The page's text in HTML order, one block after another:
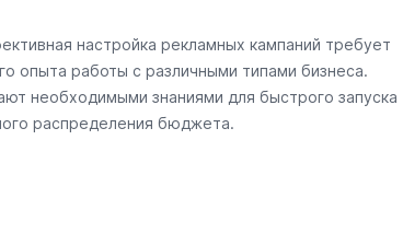
настройка рекламных кампаний требует
опыта работы с различными типами бизнеса.
необходимыми знаниями для быстрого запуска
распределения бюджета.